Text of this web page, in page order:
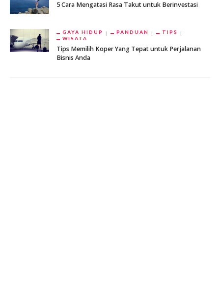
5 Cara Mengatasi Rasa Takut untuk Berinvestasi
GAYA HIDUP PANDUAN
TIPS
WISATA
Tips Memilih Koper Yang Tepat untuk Perjalanan
Bisnis Anda